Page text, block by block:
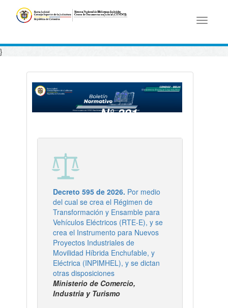
Toggle
}
N° 321- 19/06/2026
Decreto 595 de 2026. Por medio
del cual se crea el Régimen de
Transformación y Ensamble para
Vehículos Eléctricos (RTE-E), y se
crea el Instrumento para Nuevos
Proyectos Industriales de
Movilidad Híbrida Enchufable, y
Eléctrica (INPIMHEL), y se dictan
otras disposiciones
Ministerio de Comercio,
Industria y Turismo